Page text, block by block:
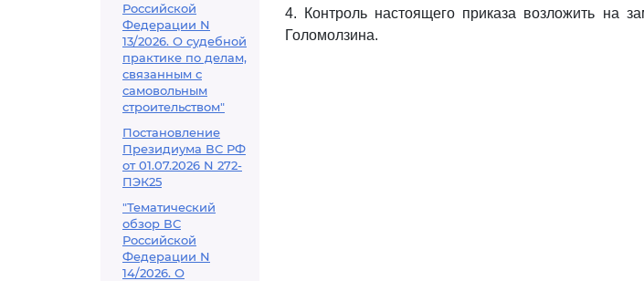
Российской
Федерации N
13/2026. О судебной
практике по делам,
связанным с
самовольным
строительством"
Постановление
Президиума ВС РФ
от 01.07.2026 N 272-
ПЭК25
"Тематический
обзор ВС
Российской
Федерации N
14/2026. О
4. Контроль настоящего приказа возложить на
Голомолзина.